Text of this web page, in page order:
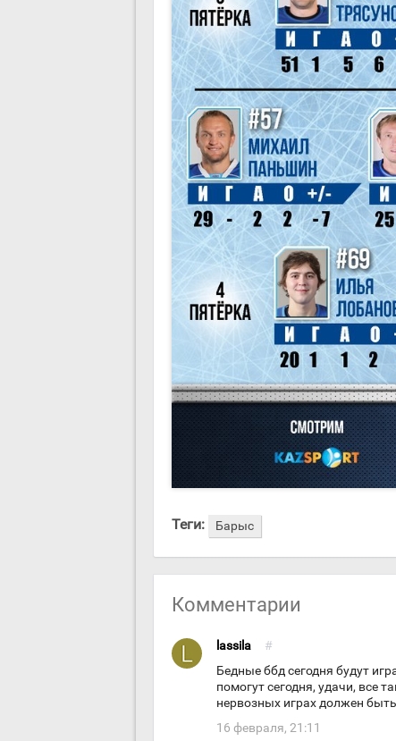
Теги: Барыс
Комментарии
lassila #
Бедные ббд сегодня будут
помогут сегодня, удачи, все
нервозных играх должен быть
16 февраля, 21:11